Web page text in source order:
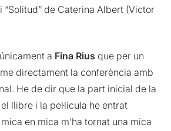
“Solitud” de Caterina Albert (Victor
a Fina Rius que per un
directament la conferència amb
He de dir que la part inicial de la
llibre i la pel·lícula he entrat
en mica m’ha tornat una mica